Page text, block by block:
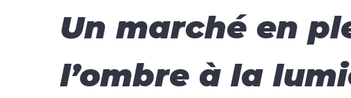
Un marché en
l’ombre à la